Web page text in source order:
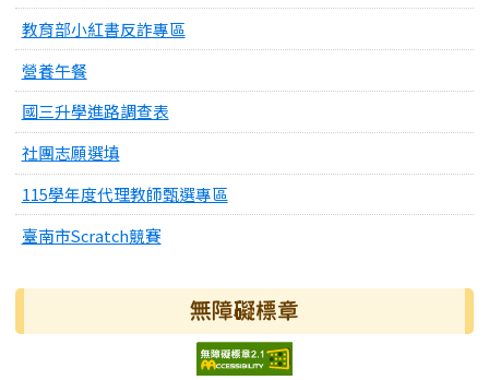
教育部小紅書反詐專區
營養午餐
國三升學進路調查表
社團志願選填
115學年度代理教師甄選專區
臺南市Scratch競賽
無障礙標章